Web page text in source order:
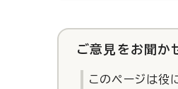
ご意見をお聞か
このページは役